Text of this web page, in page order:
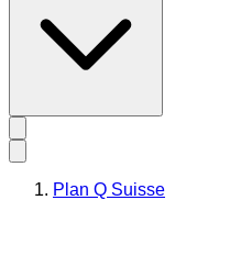
Plan Q Suisse